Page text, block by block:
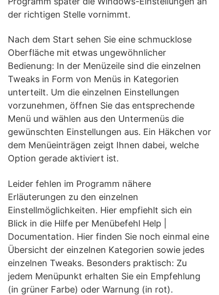
der richtigen Stelle vornimmt.
Nach dem Start sehen Sie eine schmucklose
Oberfläche mit etwas ungewöhnlicher
Bedienung: In der Menüzeile sind die einzelnen
Tweaks in Form von Menüs in Kategorien
unterteilt. Um die einzelnen Einstellungen
vorzunehmen, öffnen Sie das entsprechende
Menü und wählen aus den Untermenüs die
gewünschten Einstellungen aus. Ein Häkchen vor
dem Menüeinträgen zeigt Ihnen dabei, welche
Option gerade aktiviert ist.
Leider fehlen im Programm nähere
Erläuterungen zu den einzelnen
Einstellmöglichkeiten. Hier empfiehlt sich ein
Blick in die Hilfe per Menübefehl Help |
Documentation. Hier finden Sie noch einmal eine
Übersicht der einzelnen Kategorien sowie jedes
einzelnen Tweaks. Besonders praktisch: Zu
jedem Menüpunkt erhalten Sie ein Empfehlung
(in grüner Farbe) oder Warnung (in rot).